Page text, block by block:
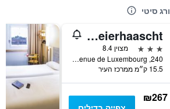
סיטי
Brasserie Beierhaascht
3 כוכבים
מצוין 8.4
240, Avenue de Luxembourg, לוקסמבורג סיטי, מחוז לוקסמבורג, לוקסמבורג
15.5 ק״מ ממרכז העיר
₪267